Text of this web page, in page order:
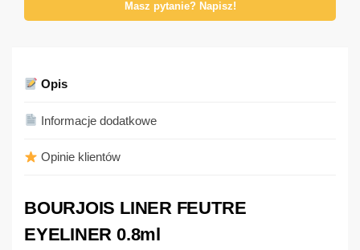
Masz pytanie? Napisz!
Opis
Informacje dodatkowe
Opinie klientów
BOURJOIS LINER FEUTRE
EYELINER 0.8ml